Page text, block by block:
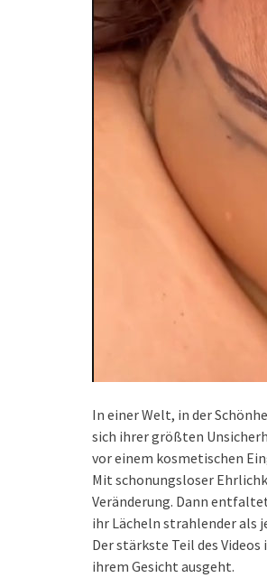
In einer Welt, in der
sich ihrer größten
vor einem kosmetischen
Mit schonungsloser
Veränderung. Dann
ihr Lächeln strahlender als
Der stärkste Teil des
ihrem Gesicht ausgeht.